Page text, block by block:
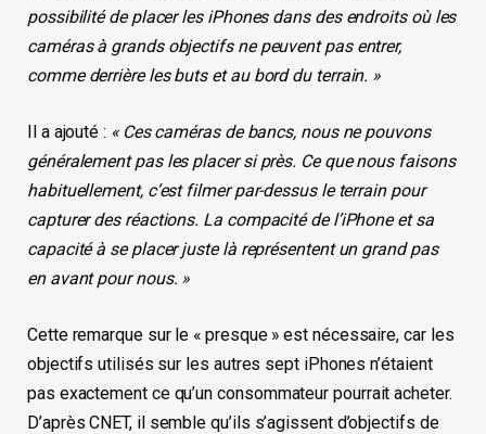
possibilité de placer les iPhones dans des endroits où les
caméras à grands objectifs ne peuvent pas entrer,
comme derrière les buts et au bord du terrain. »
Il a ajouté : « Ces caméras de bancs, nous ne pouvons
généralement pas les placer si près. Ce que nous faisons
habituellement, c’est filmer par-dessus le terrain pour
capturer des réactions. La compacité de l’iPhone et sa
capacité à se placer juste là représentent un grand pas
en avant pour nous. »
Cette remarque sur le « presque » est nécessaire, car les
objectifs utilisés sur les autres sept iPhones n’étaient
pas exactement ce qu’un consommateur pourrait acheter.
D’après CNET, il semble qu’ils s’agissent d’objectifs de